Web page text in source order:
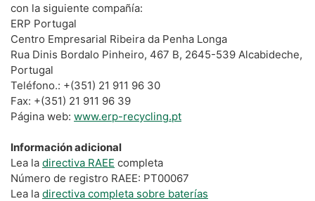
con la siguiente compañía:
ERP Portugal
Centro Empresarial Ribeira da Penha Longa
Rua Dinis Bordalo Pinheiro, 467 B, 2645-539 Alcabideche,
Portugal
Teléfono.: +(351) 21 911 96 30
Fax: +(351) 21 911 96 39
Página web: www.erp-recycling.pt
Información adicional
Lea la directiva RAEE completa
Número de registro RAEE: PT00067
Lea la directiva completa sobre baterías